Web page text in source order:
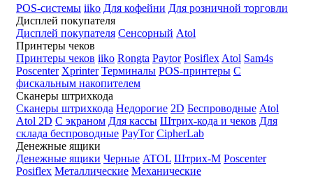
POS-системы iiko Для кофейни Для розничной торговли
Дисплей покупателя
Дисплей покупателя Сенсорный Atol
Принтеры чеков
Принтеры чеков iiko Rongta Paytor Posiflex Atol Sam4s
Poscenter Xprinter Терминалы POS-принтеры С
фискальным накопителем
Сканеры штрихкода
Сканеры штрихкода Недорогие 2D Беспроводные Atol
Atol 2D С экраном Для кассы Штрих-кода и чеков Для
склада беспроводные PayTor CipherLab
Денежные ящики
Денежные ящики Черные ATOL Штрих-М Poscenter
Posiflex Металлические Механические